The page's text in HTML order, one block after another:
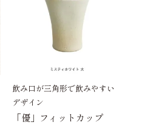
飲み口が三角形で飲みやすい
デザイン
「優」フィットカップ